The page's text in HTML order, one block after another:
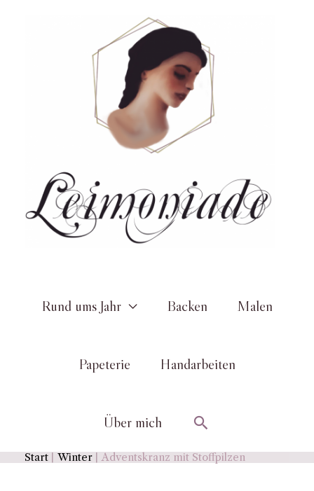
Rund ums Jahr Backen Malen
Papeterie Handarbeiten
Über mich Suchen
Start Winter Adventskranz mit Stoffpilzen